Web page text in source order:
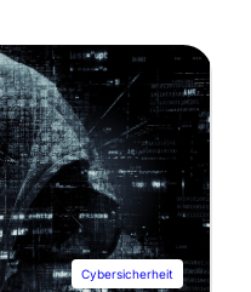
Cybersicherheit